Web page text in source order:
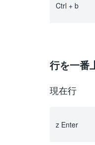
Ctrl + b
行を一番
現在行
z Enter